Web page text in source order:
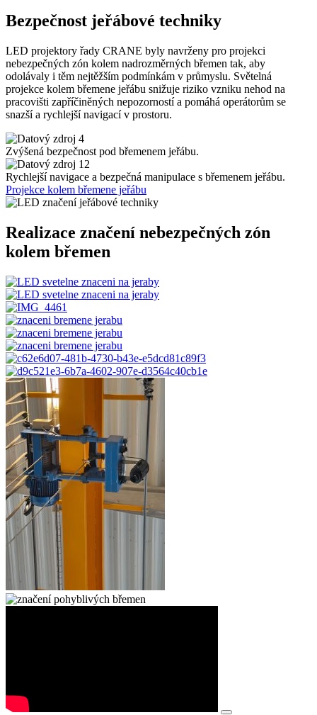
Bezpečnost jeřábové techniky
LED projektory řady CRANE byly navrženy pro projekci
nebezpečných zón kolem nadrozměrných břemen tak, aby
odolávaly i těm nejtěžším podmínkám v průmyslu. Světelná
projekce kolem břemene jeřábu snižuje riziko vzniku nehod na
pracovišti zapříčiněných nepozorností a pomáhá operátorům se
snazší a rychlejší navigací v prostoru.
Zvýšená bezpečnost pod břemenem jeřábu.
Rychlejší navigace a bezpečná manipulace s břemenem jeřábu.
Projekce kolem břemene jeřábu
Realizace značení nebezpečných zón
kolem břemen